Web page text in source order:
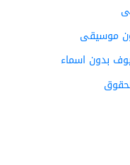
موسيقى
بدون اسماء